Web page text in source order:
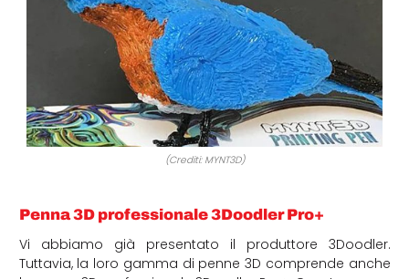
(Crediti: MYNT3D)
Penna 3D professionale 3Doodler Pro+
Vi abbiamo già presentato il produttore 3Doodler.
Tuttavia, la loro gamma di penne 3D comprende anche